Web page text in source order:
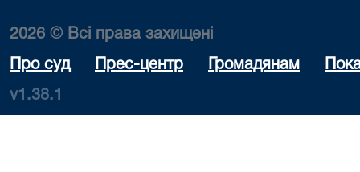
2026 © Всі права захищені
Про суд Прес-центр Громадянам
v1.38.1